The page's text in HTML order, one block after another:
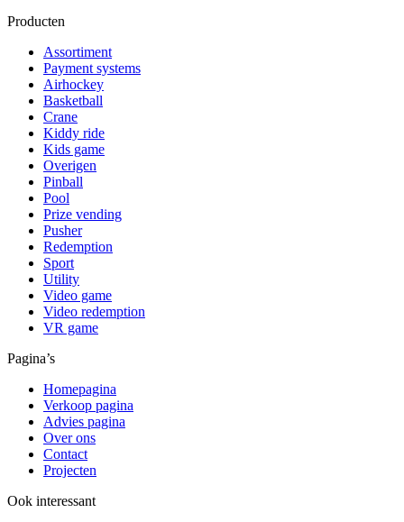
Producten
Assortiment
Payment systems
Airhockey
Basketball
Crane
Kiddy ride
Kids game
Overigen
Pinball
Pool
Prize vending
Pusher
Redemption
Sport
Utility
Video game
Video redemption
VR game
Pagina’s
Homepagina
Verkoop pagina
Advies pagina
Over ons
Contact
Projecten
Ook interessant